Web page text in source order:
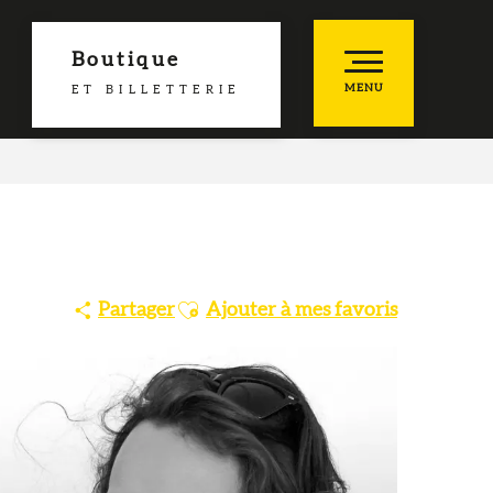
Boutique
ET BILLETTERIE MENU
PartagerAjouter aux favoris
Ajouter à mes favoris